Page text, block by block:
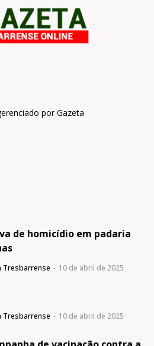
por Gazeta
de homicídio em padaria
Tresbarrense - 10 de abril de 2025
Tresbarrense - 10 de abril de 2025